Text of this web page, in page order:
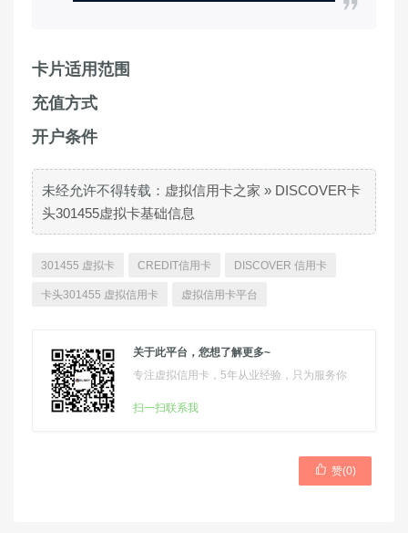
卡片适用范围
充值方式
开户条件
未经允许不得转载： 虚拟信用卡之家 » DISCOVER卡
头301455虚拟卡基础信息
301455 虚拟卡 CREDIT信用卡 DISCOVER 信用卡
卡头301455 虚拟信用卡 虚拟信用卡平台
关于此平台，您想了解更多~
专注虚拟信用卡，5年从业经验，只为服务你
扫一扫联系我
 赞(0)